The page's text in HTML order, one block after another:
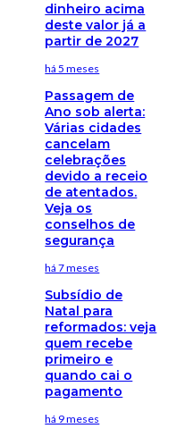
dinheiro acima
deste valor já a
partir de 2027
há 5 meses
Passagem de
Ano sob alerta:
Várias cidades
cancelam
celebrações
devido a receio
de atentados.
Veja os
conselhos de
segurança
há 7 meses
Subsídio de
Natal para
reformados: veja
quem recebe
primeiro e
quando cai o
pagamento
há 9 meses